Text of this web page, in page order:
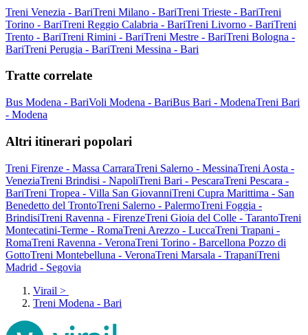
Treni Venezia - BariTreni Milano - BariTreni Trieste - BariTreni
Torino - BariTreni Reggio Calabria - BariTreni Livorno - BariTreni
Trento - BariTreni Rimini - BariTreni Mestre - BariTreni Bologna -
BariTreni Perugia - BariTreni Messina - Bari
Tratte correlate
Bus Modena - BariVoli Modena - BariBus Bari - ModenaTreni Bari
- Modena
Altri itinerari popolari
Treni Firenze - Massa CarraraTreni Salerno - MessinaTreni Aosta -
VeneziaTreni Brindisi - NapoliTreni Bari - PescaraTreni Pescara -
BariTreni Tropea - Villa San GiovanniTreni Cupra Marittima - San
Benedetto del TrontoTreni Salerno - PalermoTreni Foggia -
BrindisiTreni Ravenna - FirenzeTreni Gioia del Colle - TarantoTreni
Montecatini-Terme - RomaTreni Arezzo - LuccaTreni Trapani -
RomaTreni Ravenna - VeronaTreni Torino - Barcellona Pozzo di
GottoTreni Montebelluna - VeronaTreni Marsala - TrapaniTreni
Madrid - Segovia
Virail >
Treni Modena - Bari